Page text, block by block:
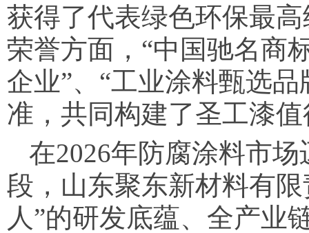
获得了代表绿色环保最
荣誉方面，“中国驰名商
企业”、“工业涂料甄选
准，共同构建了圣工漆
在2026年防腐涂料市
段，山东聚东新材料有
人”的研发底蕴、全产业